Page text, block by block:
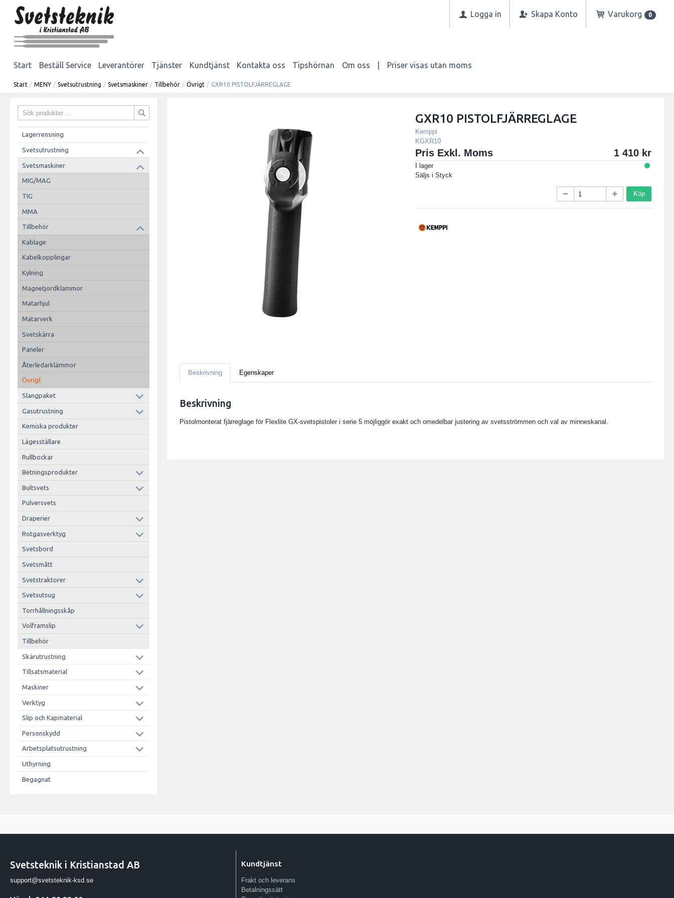
Logga in Skapa Konto Varukorg 0
Start Beställ Service Leverantörer Tjänster Kundtjänst Kontakta oss Tipshörnan Om oss Priser visas utan moms
Start / MENY / Svetsutrustning / Svetsmaskiner / Tillbehör / Övrigt / GXR10 PISTOLFJÄRREGLAGE
Lagerrensning
Svetsutrustning
Svetsmaskiner
MIG/MAG
TIG
MMA
Tillbehör
Kablage
Kabelkopplingar
Kylning
Magnetjordklammor
Matarhjul
Matarverk
Svetskärra
Paneler
Återledarklämmor
Övrigt
Slangpaket
Gasutrustning
Kemiska produkter
Lägesställare
Rullbockar
Betningsprodukter
Bultsvets
Pulversvets
Draperier
Rotgasverktyg
Svetsbord
Svetsmått
Svetstraktorer
Svetsutsug
Torrhållningsskåp
Volframslip
Tillbehör
Skärutrustning
Tillsatsmaterial
Maskiner
Verktyg
Slip och Kapmaterial
Personskydd
Arbetsplatsutrustning
Uthyrning
Begagnat
GXR10 PISTOLFJÄRREGLAGE
Kemppi
KGXR10
Pris Exkl. Moms 1 410
I lager
Säljs iStyck
Köp
Beskrivning Egenskaper
Beskrivning
Pistolmonterat fjärreglage för Flexlite GX-svetspistoler i serie 5 möjliggör exakt och omedelbar justering av svetsströmmen och val av minneskanal.
Svetsteknik i Kristianstad AB
support@svetsteknik-ksd.se
Kundtjänst
Frakt och leverans
Betalningssätt